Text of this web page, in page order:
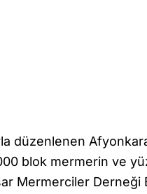
düzenlenen
blok mermerin ve
Mermerciler Derneği